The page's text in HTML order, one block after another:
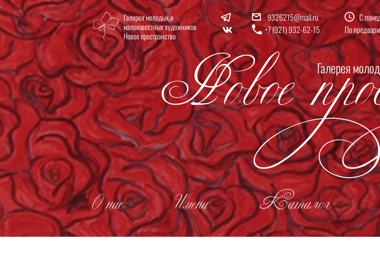
Галерея молодых и
малоизвестных художников
Новое пространство
9326215@mail.ru
+7 (921) 932-62-15
С
По
Галерея
Новое
О нас Имена Каталог